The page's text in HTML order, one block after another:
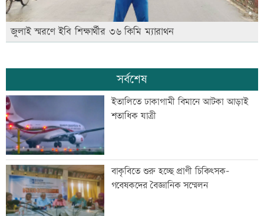
জুলাই স্মরণে ইবি শিক্ষার্থীর ৩৬ কিমি ম্যারাথন
সর্বশেষ
ইতালিতে ঢাকাগামী বিমানে আটকা আড়াই
শতাধিক যাত্রী
বাকৃবিতে শুরু হচ্ছে প্রাণী চিকিৎসক-
গবেষকদের বৈজ্ঞানিক সম্মেলন